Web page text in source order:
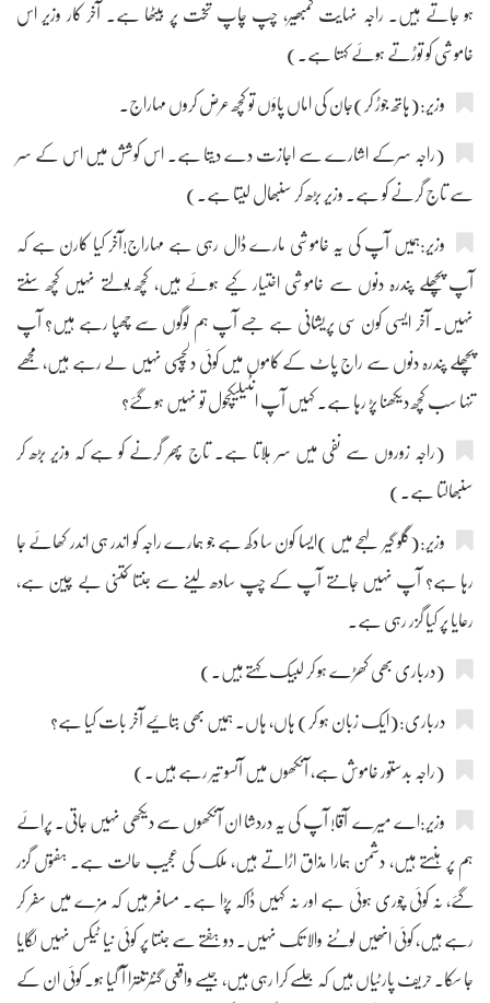
ہو جاتے ہیں۔ راجہ نہایت گمبھیر، چپ چاپ تخت پر بیٹھا ہے۔ آخر کار وزیر اس
خاموشی کو توڑتے ہوئے کہتا ہے۔)
وزیر:(ہاتھ جوڑ کر)جان کی اماں پاؤں تو کچھ عرض کروں مہاراج۔
(راجہ سرکے اشارے سے اجازت دے دیتا ہے۔ اس کوشش میں اس کے سر
سے تاج گرنے کو ہے۔ وزیر بڑھ کر سنبھال لیتا ہے۔)
وزیر:ہمیں آپ کی یہ خاموشی مارے ڈال رہی ہے مہاراج!آخر کیا کارن ہے کہ
آپ پچھلے پندرہ دنوں سے خاموشی اختیار کیے ہوئے ہیں، کچھ بولتے نہیں کچھ سنتے
نہیں۔ آخر ایسی کون سی پریشانی ہے جسے آپ ہم لوگوں سے چھپا رہے ہیں؟ آپ
پچھلے پندرہ دنوں سے راج پاٹ کے کاموں میں کوئی دلچسپی نہیں لے رہے ہیں، مجھے
تنہا سب کچھ دیکھنا پڑ رہا ہے۔ کہیں آپ انٹیلیکچول تو نہیں ہو گئے؟
(راجہ زوروں سے نفی میں سر ہلاتا ہے۔ تاج پھر گرنے کو ہے کہ وزیر بڑھ کر
سنبھالتا ہے۔)
وزیر:(گلو گیر لہجے میں )ایسا کون سا دکھ ہے جو ہمارے راجہ کو اندر ہی اندر کھائے جا
رہا ہے؟ آپ نہیں جانتے آپ کے چپ سادھ لینے سے جنتا کتنی بے چین ہے،
رعایا پر کیا گزر رہی ہے۔
(درباری بھی کھڑے ہو کر لبیک کہتے ہیں۔)
درباری:(ایک زبان ہو کر) ہاں، ہاں۔ ہمیں بھی بتائیے آخر بات کیا ہے؟
(راجہ بدستور خاموش ہے، آنکھوں میں آنسو تیر رہے ہیں۔)
وزیر:اے میرے آقا! آپ کی یہ دردشا ان آنکھوں سے دیکھی نہیں جاتی۔ پرائے
ہم پر ہنستے ہیں، دشمن ہمارا مذاق اڑاتے ہیں، ملک کی عجیب حالت ہے۔ ہفتوں گزر
گئے، نہ کوئی چوری ہوئی ہے اور نہ کہیں ڈاکہ پڑا ہے۔ مسافر ہیں کہ مزے میں سفر کر
رہے ہیں، کوئی انھیں لوٹنے والا تک نہیں۔ دو ہفتے سے جنتا پر کوئی نیا ٹیکس نہیں لگایا
جا سکا۔ حریف پارٹیاں ہیں کہ جلسے کرا رہی ہیں، جیسے واقعی گنٹرتنترا آ گیا ہو۔ کوئی ان کے